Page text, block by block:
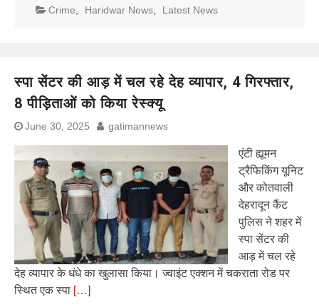
Crime Haridwar News Latest News
स्पा सेंटर की आड़ में चल रहे देह व्यापार, 4 गिरफ्तार,
8 पीड़िताओं को किया रेस्क्यू
June 30, 2025 gatimannews
एंटी ह्यूमन
ट्रैफिकिंग यूनिट
और कोतवाली
देहरादून कैंट
पुलिस ने शहर में
स्पा सेंटर की
आड़ में चल रहे
देह व्यापार के धंधे का खुलासा किया। ज्वाइंट एक्शन में चकराता रोड पर
स्थित एक स्पा […]